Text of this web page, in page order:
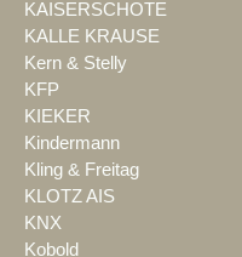
KAISERSCHOTE
KALLE KRAUSE
Kern & Stelly
KFP
KIEKER
Kindermann
Kling & Freitag
KLOTZ AIS
KNX
Kobold